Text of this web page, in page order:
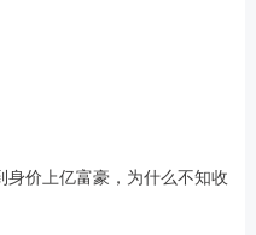
价上亿富豪，为什么不知收